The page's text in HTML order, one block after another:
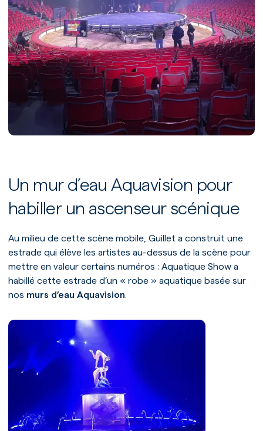
Accueil
Notre univers
Notre expertise
Nos prestations
Nos références
Un mur d’eau Aquavision pour
habiller un ascenseur scénique
Au milieu de cette scène mobile, Guillet a construit une
estrade qui élève les artistes au-dessus de la scène pour
mettre en valeur certains numéros : Aquatique Show a
habillé cette estrade d’un « robe » aquatique basée sur
nos murs d’eau Aquavision.